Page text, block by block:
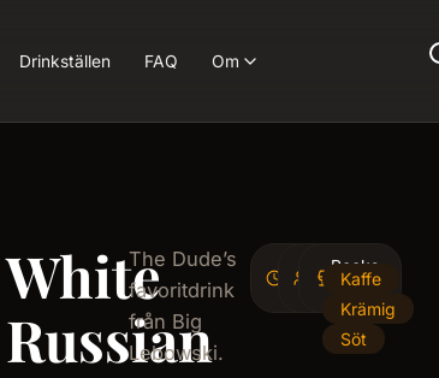
Drinkställen FAQ Om
White
Russian
The Dude’s
favoritdrink
från Big
Lebowski.
2
minminutes
1
serving
Rocks-
glas
Kaffe
Krämig
Söt